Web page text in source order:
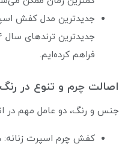
جدیدترین مدل کفش
فراهم کرده‌ایم.
اصالت چرم و تنوع در
جنس و رنگ، دو عامل مهم در
کفش چرم اسپرت زنانه: